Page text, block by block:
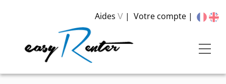
Aides V Votre compte